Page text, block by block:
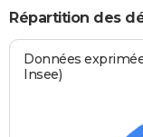
Répartition des
Données
Insee)